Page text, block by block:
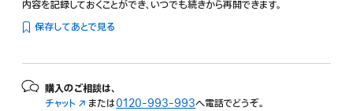
内容を記録しておくことができ、いつでも続きから再開できます。
保存してあとで見る
購入のご相談は、
チャット （新または0120-993-993へ電話でどうぞ。